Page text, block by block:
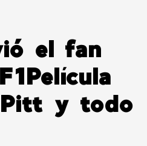
el fan
y todo